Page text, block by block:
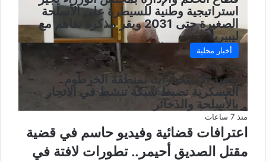
استراتيجية وطنية للسيطرة على الأسلحة
الصغيرة حتى 2031 ويقر مذكرة تفاهم مع
ليبيريا
أخبار محلية
منذ 3 أيام
شعبة الاستخبارات بمنطقة الخرطوم
العسكرية تضبط شبكة تنشط في الاتجار
بالأسلحة والذخائر
منذ 7 ساعات
اعترافات قضائية وفيديو حاسم في قضية
مقتل الصديق أحيمر.. تطورات لافتة في